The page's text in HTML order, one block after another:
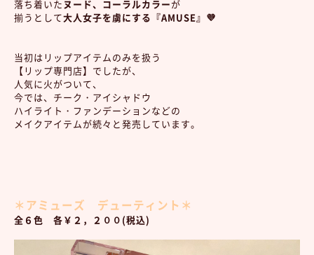
落ち着いた ヌード、コーラルカラーが
揃うとして大人女子を虜にする『AMUSE』💜
当初はリップアイテムのみを扱う
【リップ専門店】でしたが、
人気に火がついて、
今では、チーク・アイシャドウ
ハイライト・ファンデーションなどの
メイクアイテムが続々と発売しています。
＊アミューズ デューティント＊
全６色 各￥２，２００(税込)